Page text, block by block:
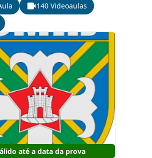
140 Videoaulas
até a data da prova